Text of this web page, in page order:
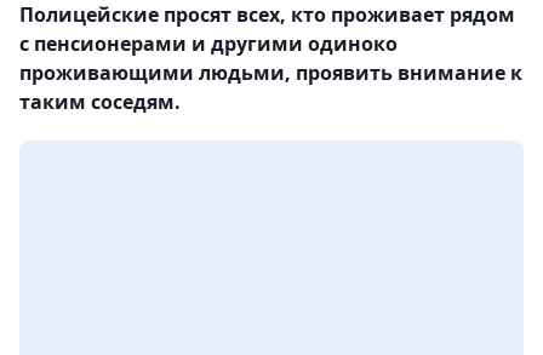
Полицейские просят всех, кто проживает рядом
с пенсионерами и другими одиноко
проживающими людьми, проявить внимание к
таким соседям.